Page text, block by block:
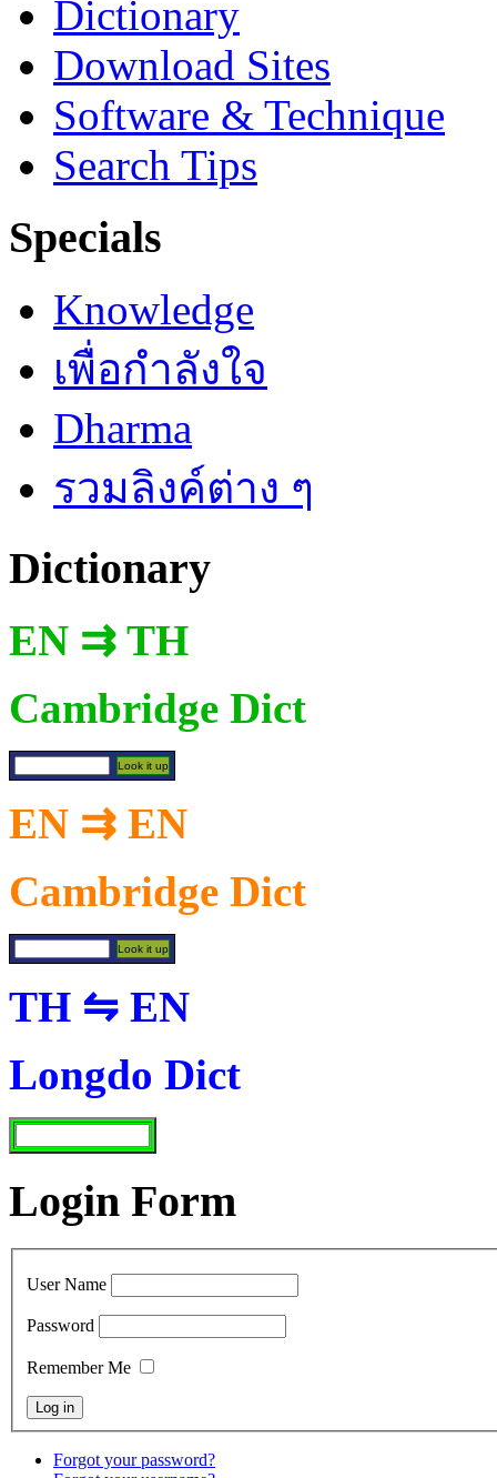
Dictionary
Download Sites
Software & Technique
Search Tips
Specials
Knowledge
เพื่อกำลังใจ
Dharma
รวมลิงค์ต่าง ๆ
Dictionary
EN ⇉ TH
Cambridge Dict
EN ⇉ EN
Cambridge Dict
TH ⇋ EN
Longdo Dict
Login Form
User Name
Password
Remember Me
Forgot your password?